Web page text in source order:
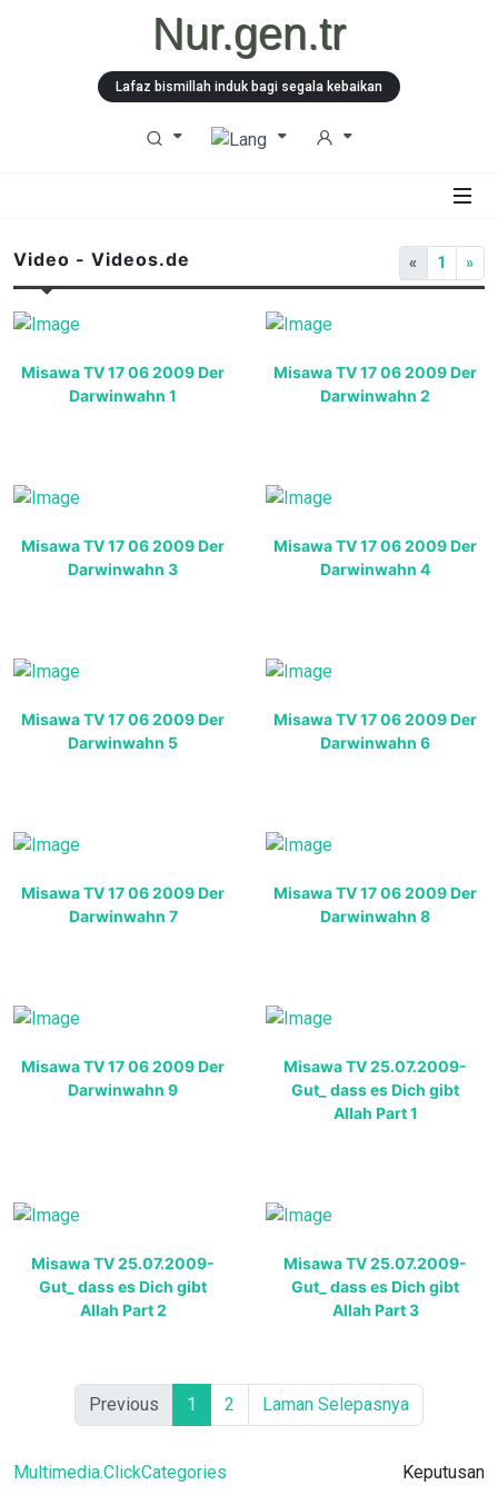
Nur.gen.tr
Lafaz bismillah induk bagi segala kebaikan
Video - Videos.de « 1 »
Misawa TV 17 06 2009 Der
Darwinwahn 1
Misawa TV 17 06 2009 Der
Darwinwahn 2
Misawa TV 17 06 2009 Der
Darwinwahn 3
Misawa TV 17 06 2009 Der
Darwinwahn 4
Misawa TV 17 06 2009 Der
Darwinwahn 5
Misawa TV 17 06 2009 Der
Darwinwahn 6
Misawa TV 17 06 2009 Der
Darwinwahn 7
Misawa TV 17 06 2009 Der
Darwinwahn 8
Misawa TV 17 06 2009 Der
Darwinwahn 9
Misawa TV 25.07.2009-
Gut_ dass es Dich gibt
Allah Part 1
Misawa TV 25.07.2009-
Gut_ dass es Dich gibt
Allah Part 2
Misawa TV 25.07.2009-
Gut_ dass es Dich gibt
Allah Part 3
Previous 1 2 Laman Selepasnya
Multimedia.ClickCategories Keputusan